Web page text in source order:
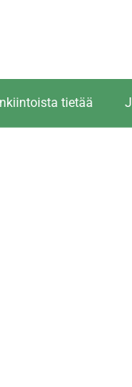
tietää